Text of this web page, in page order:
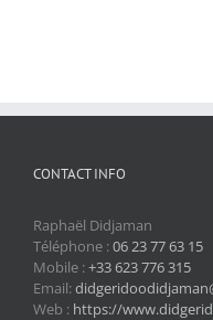
CONTACT INFO
Raphaël Didjaman
Téléphone :06 23 77 63 15
Mobile :+33 623 776 315
Email:
Web : https://